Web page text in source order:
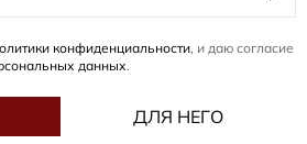
конфиденциальности, и даю согласие
данных.
ДЛЯ НЕГО